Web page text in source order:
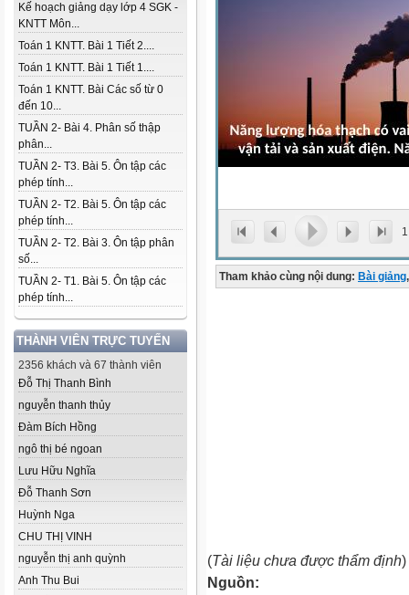
Kế hoạch giảng dạy lớp 4 SGK -
KNTT Môn...
Toán 1 KNTT. Bài 1 Tiết 2....
Toán 1 KNTT. Bài 1 Tiết 1....
Toán 1 KNTT. Bài Các số từ 0
đến 10...
TUẦN 2- Bài 4. Phân số thập
phân...
TUẦN 2- T3. Bài 5. Ôn tập các
phép tính...
TUẦN 2- T2. Bài 5. Ôn tập các
phép tính...
TUẦN 2- T2. Bài 3. Ôn tập phân
số...
TUẦN 2- T1. Bài 5. Ôn tập các
phép tính...
THÀNH VIÊN TRỰC TUYẾN
2356 khách và 67 thành viên
Đỗ Thị Thanh Bình
nguyễn thanh thủy
Đàm Bích Hồng
ngô thị bé ngoan
Lưu Hữu Nghĩa
Đỗ Thanh Sơn
Huỳnh Nga
CHU THỊ VINH
nguyễn thị anh quỳnh
Anh Thu Bui
1
Tham khảo cùng nội dung: Bài giảng,
(Tài liệu chưa được thẩm định)
Nguồn: